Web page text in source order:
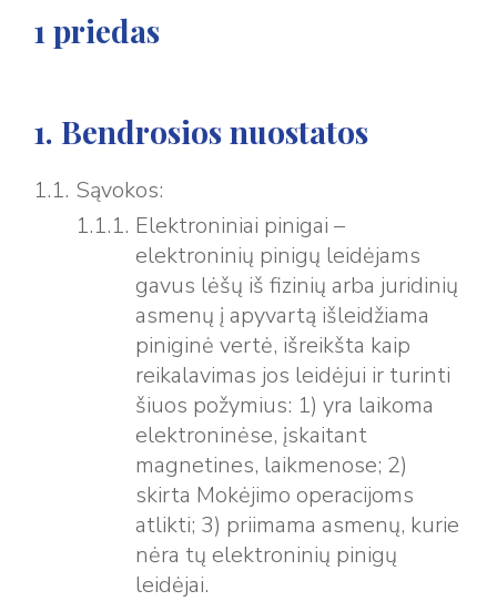
1 priedas
1. Bendrosios nuostatos
Sąvokos:
Elektroniniai pinigai –
elektroninių pinigų leidėjams
gavus lėšų iš fizinių arba juridinių
asmenų į apyvartą išleidžiama
piniginė vertė, išreikšta kaip
reikalavimas jos leidėjui ir turinti
šiuos požymius: 1) yra laikoma
elektroninėse, įskaitant
magnetines, laikmenose; 2)
skirta Mokėjimo operacijoms
atlikti; 3) priimama asmenų, kurie
nėra tų elektroninių pinigų
leidėjai.